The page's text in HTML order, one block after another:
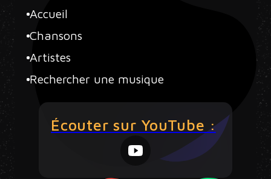
Accueil
Chansons
Artistes
Rechercher une musique
Écouter sur YouTube :